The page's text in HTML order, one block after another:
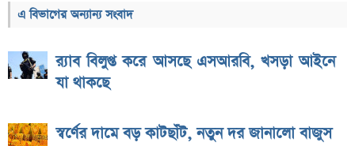
এ বিভাগের অন্যান্য সংবাদ
র‌্যাব বিলুপ্ত করে আসছে এসআরবি, খসড়া আইনে
যা থাকছে
স্বর্ণের দামে বড় কাটছাঁট, নতুন দর জানালো বাজুস